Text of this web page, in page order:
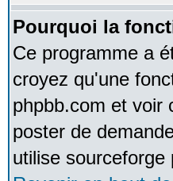
Pourquoi la
Ce programme a
croyez qu'une
phpbb.com et voir
poster de
utilise